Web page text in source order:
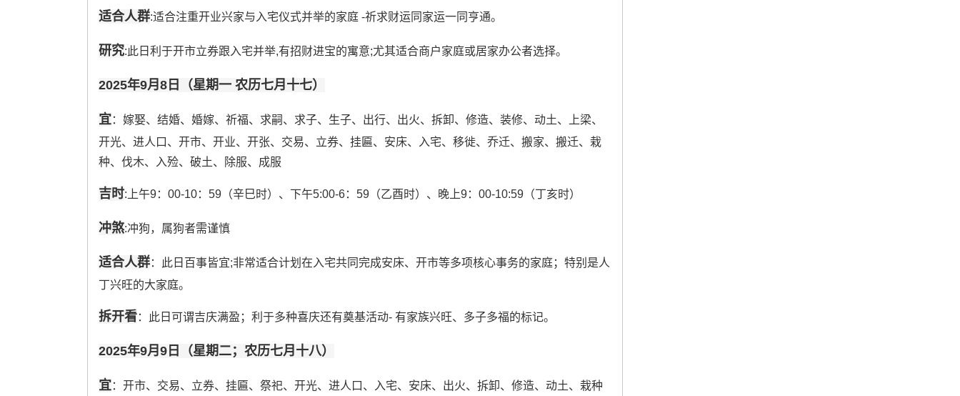
适合人群:适合注重开业兴家与入宅仪式并举的家庭 -祈求财运同家运一同亨通。
研究:此日利于开市立券跟入宅并举,有招财进宝的寓意;尤其适合商户家庭或居家办公者选择。
2025年9月8日（星期一 农历七月十七）
宜：嫁娶、结婚、婚嫁、祈福、求嗣、求子、生子、出行、出火、拆卸、修造、装修、动土、上梁、
开光、进人口、开市、开业、开张、交易、立券、挂匾、安床、入宅、移徙、乔迁、搬家、搬迁、栽
种、伐木、入殓、破土、除服、成服
吉时:上午9：00-10：59（辛巳时）、下午5:00-6：59（乙酉时）、晚上9：00-10:59（丁亥时）
冲煞:冲狗，属狗者需谨慎
适合人群：此日百事皆宜;非常适合计划在入宅共同完成安床、开市等多项核心事务的家庭；特别是人
丁兴旺的大家庭。
拆开看：此日可谓吉庆满盈；利于多种喜庆还有奠基活动- 有家族兴旺、多子多福的标记。
2025年9月9日（星期二；农历七月十八）
宜：开市、交易、立券、挂匾、祭祀、开光、进人口、入宅、安床、出火、拆卸、修造、动土、栽种